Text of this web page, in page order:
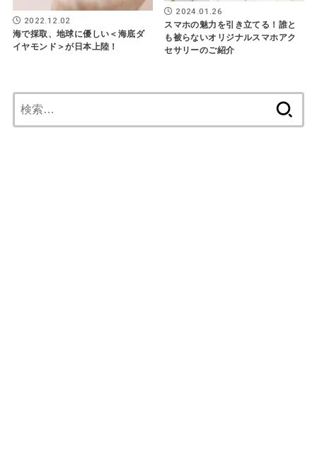
2022.12.02
海で採取、地球に優しい＜海底ダ
イヤモンド＞が日本上陸！
2024.01.26
スマホの魅力を引き立てる！誰と
も被らないオリジナルスマホアク
セサリーのご紹介
索: